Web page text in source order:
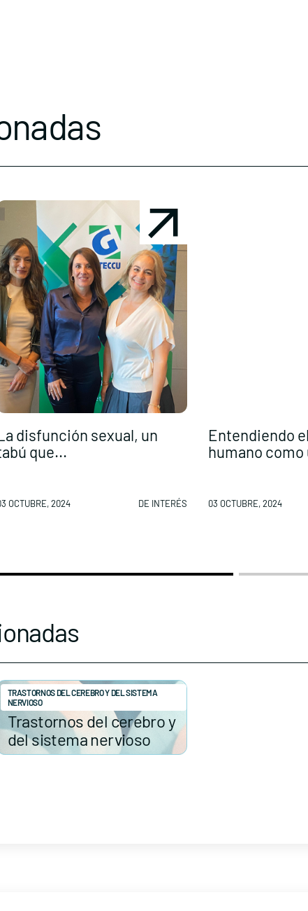
disfunción sexual, un
que...
OCTUBRE, 2024 DE INTERÉS
Entendiendo
humano como
03 OCTUBRE, 2024
Trastornos del cerebro y
del sistema nervioso
TRASTORNOS DEL CEREBRO Y DEL SISTEMA
NERVIOSO